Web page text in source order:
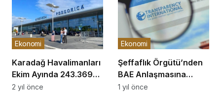
Karadağ Havalimanları
Ekim Ayında 243.369
Yolcuya Hizmet Verdi
Ekonomi
2 yıl önce
Şeffaflık Örgütü’nden
BAE Anlaşmasına
Eleştiri: AB Yolunda
Ekonomi
1 yıl önce